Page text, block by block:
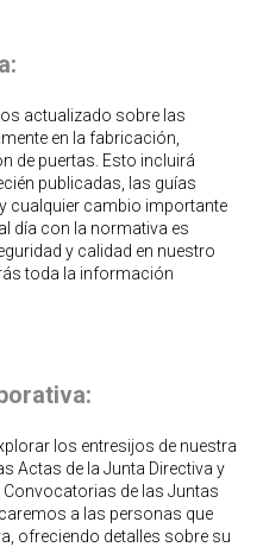
actualizado sobre las
en la fabricación,
de puertas. Esto incluirá
publicadas, las guías
cualquier cambio importante
día con la normativa es
y calidad en nuestro
toda la información
los entresijos de nuestra
Actas de la Junta Directiva y
de las Juntas
a las personas que
ofreciendo detalles sobre su